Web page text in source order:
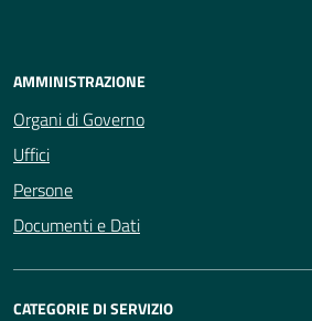
AMMINISTRAZIONE
Organi di Governo
Uffici
Persone
Documenti e Dati
CATEGORIE DI SERVIZIO